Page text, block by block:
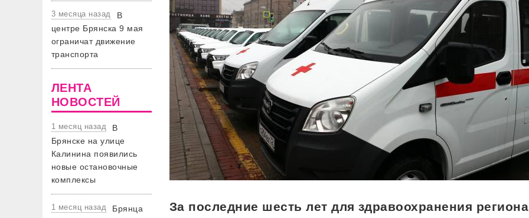
3 месяца назад
В
центре Брянска 9 мая
ограничат движение
транспорта
ЛЕНТА
НОВОСТЕЙ
1 месяц назад
В
Брянске на улице
Калинина появились
новые остановочные
комплексы
1 месяц назад
Брянца
За последние шесть лет для здравоохранения региона